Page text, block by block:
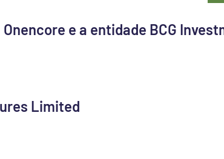
e a entidade BCG
Limited